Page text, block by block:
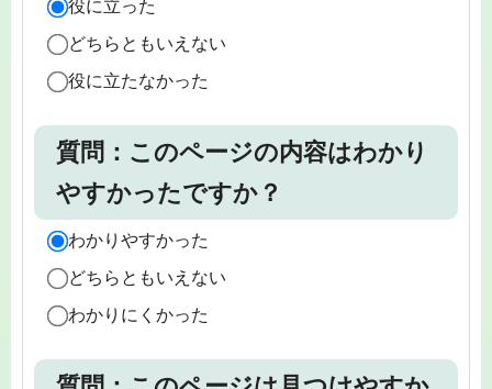
役に立った
どちらともいえない
役に立たなかった
質問：このページの内容はわかり
やすかったですか？
わかりやすかった
どちらともいえない
わかりにくかった